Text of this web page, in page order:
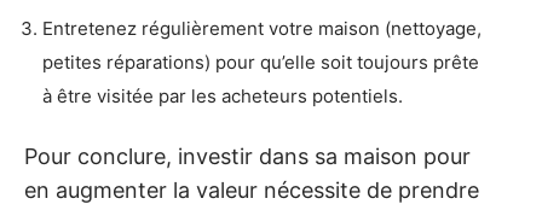
Entretenez régulièrement votre maison (nettoyage,
petites réparations) pour qu’elle soit toujours prête
à être visitée par les acheteurs potentiels.
Pour conclure, investir dans sa maison pour
en augmenter la valeur nécessite de prendre